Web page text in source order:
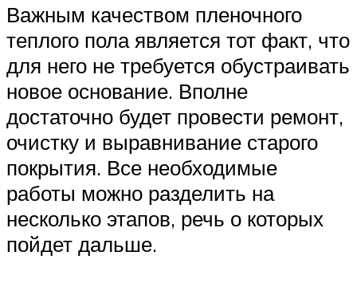
Важным качеством пленочного
теплого пола является тот факт, что
для него не требуется обустраивать
новое основание. Вполне
достаточно будет провести ремонт,
очистку и выравнивание старого
покрытия. Все необходимые
работы можно разделить на
несколько этапов, речь о которых
пойдет дальше.